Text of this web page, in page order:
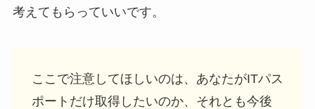
考えてもらっていいです。
ここで注意してほしいのは、あなたがITパス
ポートだけ取得したいのか、それとも今後